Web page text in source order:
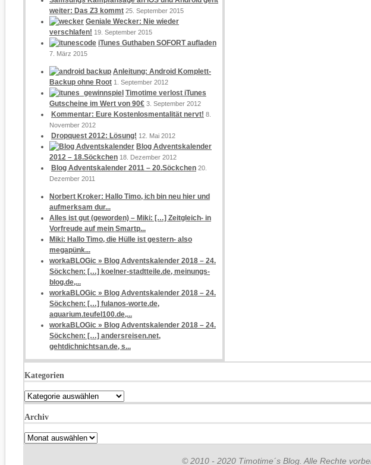
weiter: Das Z3 kommt 25. September 2015
Geniale Wecker: Nie wieder
verschlafen! 19. September 2015
iTunes Guthaben SOFORT aufladen
7. März 2015
Anleitung: Android Komplett-
Backup ohne Root 1. September 2012
Timotime verlost iTunes
Gutscheine im Wert von 90€ 3. September 2012
Kommentar: Eure Kostenlosmentalität nervt! 8.
November 2012
Dropquest 2012: Lösung! 12. Mai 2012
Blog Adventskalender
2012 – 18.Söckchen 18. Dezember 2012
Blog Adventskalender 2011 – 20.Söckchen 20.
Dezember 2011
Norbert Kroker: Hallo Timo, ich bin neu hier und
aufmerksam dur...
Alles ist gut (geworden) – Miki: […] Zeitgleich- in
Vorfreude auf mein Smartp...
Miki: Hallo Timo, die Hülle ist gestern- also
megapünk...
workaBLOGic » Blog Adventskalender 2018 – 24.
Söckchen: […] koelner-stadtteile.de, meinungs-
blog.de,...
workaBLOGic » Blog Adventskalender 2018 – 24.
Söckchen: […] fulanos-worte.de,
aquarium.teufel100.de,...
workaBLOGic » Blog Adventskalender 2018 – 24.
Söckchen: […] andersreisen.net,
gehtdichnichtsan.de, s...
Kategorien
Kategorien
Archiv
Archiv
© 2010 - 2020 Timotime´s Blog. Alle Rechte